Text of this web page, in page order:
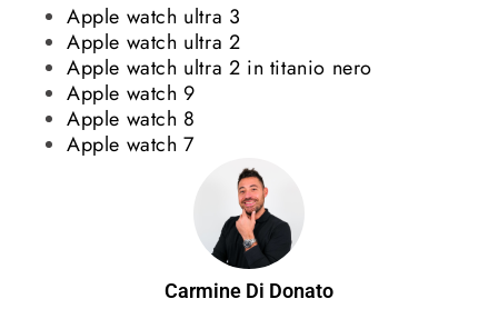
Apple watch ultra 3
Apple watch ultra 2
Apple watch ultra 2 in titanio nero
Apple watch 9
Apple watch 8
Apple watch 7
Carmine Di Donato